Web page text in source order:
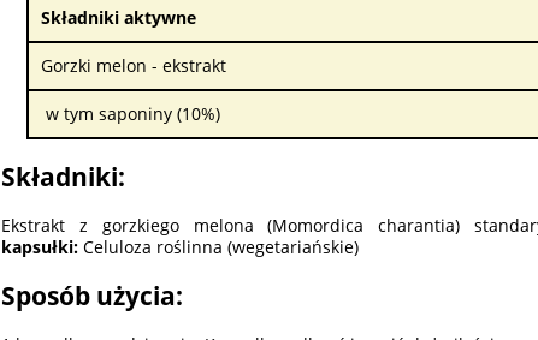
Składniki aktywne
Gorzki melon - ekstrakt
w tym saponiny (10%)
Składniki:
Ekstrakt z gorzkiego melona (Momordica charantia)
kapsułki: Celuloza roślinna (wegetariańskie)
Sposób użycia: